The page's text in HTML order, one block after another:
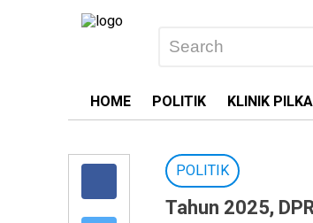
HOME POLITIK KLINIK
POLITIK
Tahun 2025,